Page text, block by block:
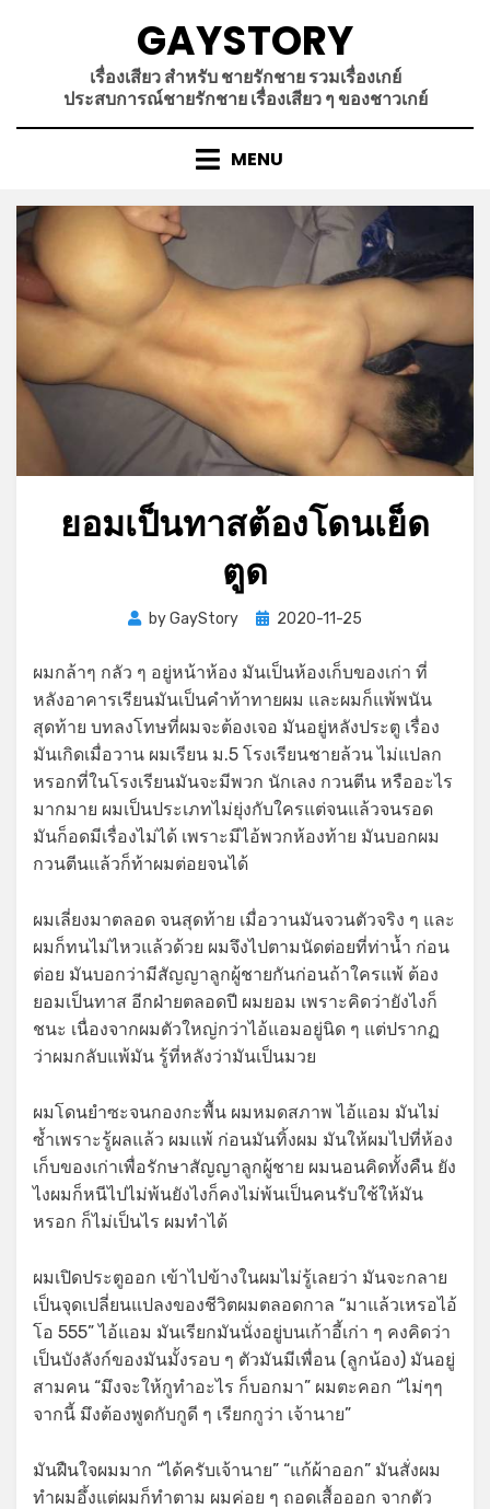
GAYSTORY
เรื่องเสียว สำหรับ ชายรักชาย รวมเรื่องเกย์
ประสบการณ์ชายรักชาย เรื่องเสียว ๆ ของชาวเกย์
MENU
ยอมเป็นทาสต้องโดนเย็ด
ตูด
byGayStory
Posted
2020-11-25
ผมกล้าๆ กลัว ๆ อยู่หน้าห้อง มันเป็นห้องเก็บของเก่า ที่
หลังอาคารเรียนมันเป็นคำท้าทายผม และผมก็แพ้พนัน
สุดท้าย บทลงโทษที่ผมจะต้องเจอ มันอยู่หลังประตู เรื่อง
มันเกิดเมื่อวาน ผมเรียน ม.5 โรงเรียนชายล้วน ไม่แปลก
หรอกที่ในโรงเรียนมันจะมีพวก นักเลง กวนตีน หรืออะไร
มากมาย ผมเป็นประเภทไม่ยุ่งกับใครแต่จนแล้วจนรอด
มันก็อดมีเรื่องไม่ได้ เพราะมีไอ้พวกห้องท้าย มันบอกผม
กวนตีนแล้วก็ท้าผมต่อยจนได้
ผมเลี่ยงมาตลอด จนสุดท้าย เมื่อวานมันจวนตัวจริง ๆ และ
ผมก็ทนไม่ไหวแล้วด้วย ผมจึงไปตามนัดต่อยที่ท่าน้ำ ก่อน
ต่อย มันบอกว่ามีสัญญาลูกผู้ชายกันก่อนถ้าใครแพ้ ต้อง
ยอมเป็นทาส อีกฝ่ายตลอดปี ผมยอม เพราะคิดว่ายังไงก็
ชนะ เนื่องจากผมตัวใหญ่กว่าไอ้แอมอยู่นิด ๆ แต่ปรากฏ
ว่าผมกลับแพ้มัน รู้ที่หลังว่ามันเป็นมวย
ผมโดนยำซะจนกองกะพื้น ผมหมดสภาพ ไอ้แอม มันไม่
ซ้ำเพราะรู้ผลแล้ว ผมแพ้ ก่อนมันทิ้งผม มันให้ผมไปที่ห้อง
เก็บของเก่าเพื่อรักษาสัญญาลูกผู้ชาย ผมนอนคิดทั้งคืน ยัง
ไงผมก็หนีไปไม่พ้นยังไงก็คงไม่พ้นเป็นคนรับใช้ให้มัน
หรอก ก็ไม่เป็นไร ผมทำได้
ผมเปิดประตูออก เข้าไปข้างในผมไม่รู้เลยว่า มันจะกลาย
เป็นจุดเปลี่ยนแปลงของชีวิตผมตลอดกาล “มาแล้วเหรอไอ้
โอ 555” ไอ้แอม มันเรียกมันนั่งอยู่บนเก้าอี้เก่า ๆ คงคิดว่า
เป็นบังลังก์ของมันมั้งรอบ ๆ ตัวมันมีเพื่อน (ลูกน้อง) มันอยู่
สามคน “มึงจะให้กูทำอะไร ก็บอกมา” ผมตะคอก “ไม่ๆๆ
จากนี้ มึงต้องพูดกับกูดี ๆ เรียกกูว่า เจ้านาย”
มันฝืนใจผมมาก “ได้ครับเจ้านาย” “แก้ผ้าออก” มันสั่งผม
ทำผมอึ้งแต่ผมก็ทำตาม ผมค่อย ๆ ถอดเสื้อออก จากตัว